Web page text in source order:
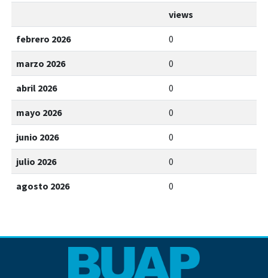
views
febrero 2026 0
marzo 2026 0
abril 2026 0
mayo 2026 0
junio 2026 0
julio 2026 0
agosto 2026 0